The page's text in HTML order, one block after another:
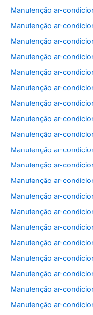
Manutenção ar-
Manutenção ar-
Manutenção ar-
Manutenção ar-
Manutenção ar-
Manutenção ar-
Manutenção ar-
Manutenção ar-
Manutenção ar-
Manutenção ar-
Manutenção ar-
Manutenção ar-
Manutenção ar-
Manutenção ar-
Manutenção ar-
Manutenção ar-
Manutenção ar-
Manutenção ar-
Manutenção ar-
Manutenção ar-